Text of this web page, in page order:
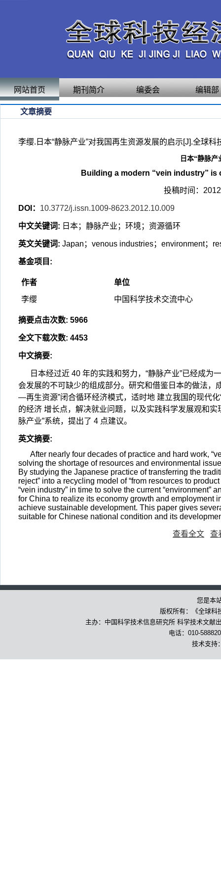
网站首页 期刊简介 编委会 编辑部
文章摘要
李缨.日本“静脉产业”对我国再生资源发展的启示[J].全球
日本“静脉
Building a modern “vein industry”
投稿时间：
DOI： 10.3772/j.issn.1009-8623.2012.10.009
中文关键词: 日本；静脉产业；环境；资源循环
英文关键词: Japan；venous industries；environment；
基金项目 :
作者
单位
李缨
中国科学技术交流中心
摘要点击次数: 5966
全文下载次数: 4453
中文摘要:
日本经过近 40 年的实践和努力，“静脉产业”已经成
会发展的不可缺少的组成部分。研究和借鉴日本的做法
—再生资源”闭合循环经济模式，适时地 建立我国的现代化
的经济 增长点，解决就业问题，以及实践科学发展观和
脉产业”系统，提出了 4 点建议。
英文摘要:
After nearly four decades of practice and hard work,
solving the shortage of resources and environmental
By studying the Japanese practice of transferring the
reject” into a recycling model of “from resources to
“vein industry” in time to solve the current “environment”
for China to realize its economy growth and employment
achieve sustainable development. This paper gives
suitable for Chinese national condition and its
查看全文 查
您是本
版权所有：《全球科
主办：中国科学技术信息研究所 科学技术文献
电话：010-
技术支持